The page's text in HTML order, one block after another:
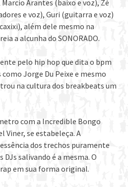
Arantes (baixo e voz), Zé
e voz), Guri (guitarra e voz)
além dele mesmo na
a alcunha do SONORADO.
pelo hip hop que dita o bpm
Jorge Du Peixe e mesmo
na cultura dos breakbeats um
com a Incredible Bongo
Viner, se estabeleça. A
dos trechos puramente
DJs salivando é a mesma. O
em sua forma original.